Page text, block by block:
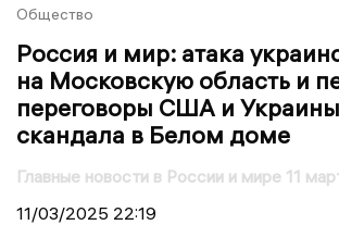
Общество
Россия и мир: атака
на Московскую область и
переговоры США и
скандала в Белом доме
Главные новости в России и мире 11
11/03/2025 22:19